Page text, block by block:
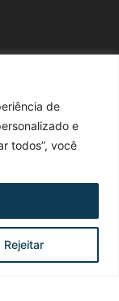
de
e
todos”, você
Rejeitar